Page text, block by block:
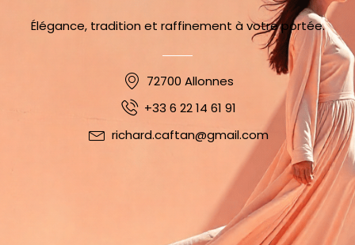
Élégance, tradition et raffinement à votre portée.
72700 Allonnes
+33 6 22 14 61 91
richard.caftan@gmail.com